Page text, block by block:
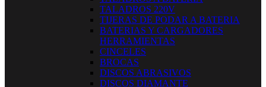
TALADROS 220V
TIJERAS DE PODAR A BATERIA
BATERIAS Y CARGADORES
HERRAMIENTAS
CINCELES
BROCAS
DISCOS ABRASIVOS
DISCOS DIAMANTE